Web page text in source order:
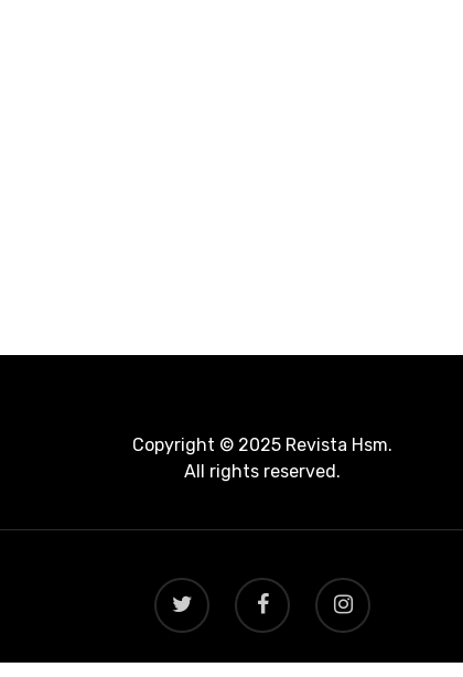
Copyright © 2025 Revista Hsm.
All rights reserved.